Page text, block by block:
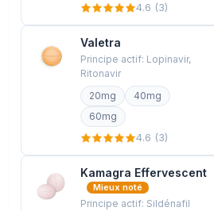
4.6 (3)
Valetra
Principe actif: Lopinavir,
Ritonavir
20mg
40mg
60mg
4.6 (3)
Kamagra Effervescent
Mieux noté
Principe actif: Sildénafil